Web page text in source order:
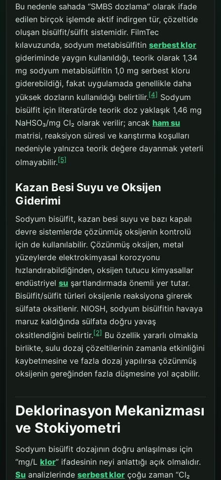
Bu nedenle sahada “SMBS dozlama” olarak ifade
edilen birçok işlemde aktif indirgen tür, çözeltide
oluşan bisülfit/sülfit sistemidir. FilmTec
kılavuzunda, sodyum metabisülfitin serbest klor
gideriminde yaygın kullanıldığı, teorik olarak 1,34
mg sodyum metabisülfitin 1,0 mg serbest kloru
giderebildiği, fakat uygulamada genellikle daha
yüksek dozların kullanıldığı belirtilir.[4] Sodyum
bisülfit için literatürde teorik doz yaklaşık 1,46 mg
NaHSO₃/mg Cl₂ olarak verilir; ancak ham su
matrisi, reaksiyon süresi ve karıştırma koşulları
nedeniyle yalnızca teorik değere dayanmak yeterli
olmayabilir.[5]
Kazan Besi Suyu ve Oksijen
Giderimi
Sodyum bisülfit, kazan besi suyu ve bazı kapalı
devre sistemlerde çözünmüş oksijenin kontrolü
için de kullanılabilir. Çözünmüş oksijen, metal
yüzeylerde elektrokimyasal korozyonu
hızlandırabildiğinden, oksijen tutucu kimyasallar
endüstriyel su şartlandırmada önemli yer tutar.
Bisülfit/sülfit türleri oksijenle reaksiyona girerek
sülfata oksitlenir. NIOSH, sodyum bisülfitin havaya
maruz kaldığında sülfata doğru yavaş
oksitlendiğini belirtir.[2] Bu özellik yararlı olmakla
birlikte, sulu dozaj çözeltilerinin zamanla etkinliğini
kaybetmesine ve fazla dozaj yapılırsa çözünmüş
oksijenin gereğinden fazla düşmesine yol açabilir.
Deklorinasyon Mekanizması
ve Stokiyometri
Sodyum bisülfit dozajının doğru anlaşılması için
“mg/L klor” ifadesinin neyi anlattığı açık olmalıdır.
Su analizlerinde serbest klor çoğu zaman “Cl₂